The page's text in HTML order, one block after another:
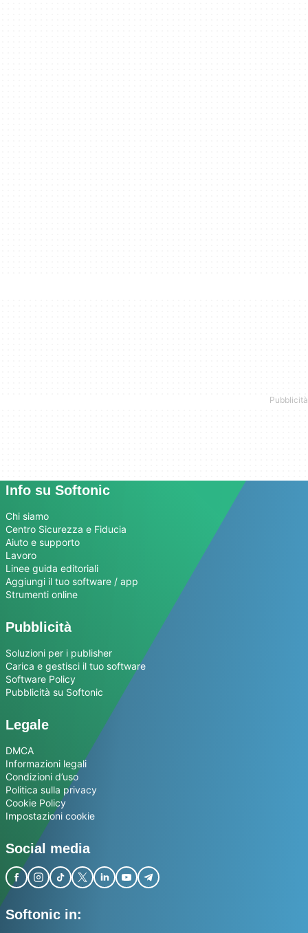
Info su Softonic
Chi siamo
Centro Sicurezza e Fiducia
Aiuto e supporto
Lavoro
Linee guida editoriali
Aggiungi il tuo software / app
Strumenti online
Pubblicità
Soluzioni per i publisher
Carica e gestisci il tuo software
Software Policy
Pubblicità su Softonic
Legale
DMCA
Informazioni legali
Condizioni d’uso
Politica sulla privacy
Cookie Policy
Impostazioni cookie
Social media
Softonic in: